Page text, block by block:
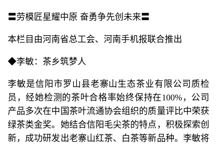
〓劳模匠星耀中原 奋勇争先创未来〓
本栏目由河南省总工会、河南手机报联合推出
◆李敏：茶乡筑梦人
李敏是信阳市罗山县老寨山生态茶业有限公司质检
员，经她检测的茶叶合格率始终保持在100%，公司
产品多次在中国茶叶流通协会组织的质量评比中荣获
绿茶类金奖。她结合信阳毛尖茶的特点，积极探索创
新，成功研发出老寨山红茶、白茶等新品种。李敏将